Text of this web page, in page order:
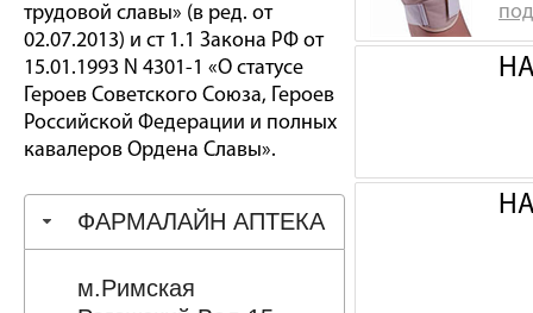
трудовой славы» (в ред. от
02.07.2013) и ст 1.1 Закона РФ от
15.01.1993 N 4301-1 «О статусе
Героев Советского Союза, Героев
Российской Федерации и полных
кавалеров Ордена Славы».
ФАРМАЛАЙН АПТЕКА
м.Римская